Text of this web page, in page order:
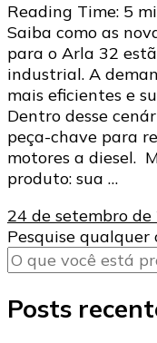
Reading Time: 5
Saiba como as
para o Arla 32
industrial. A
mais eficientes e
Dentro desse
peça-chave para
motores a diesel.
produto: sua …
24 de setembro de
Procurando
algo?
Pesquise qualquer
Posts